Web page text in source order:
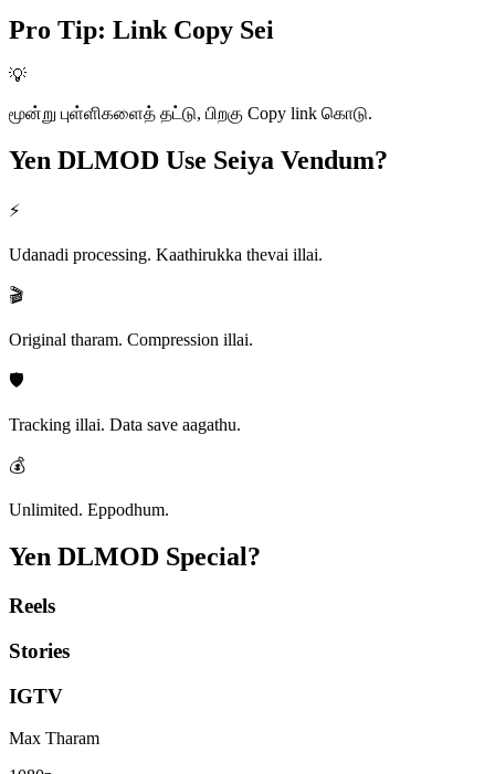
Pro Tip: Link Copy Sei
💡
மூன்று புள்ளிகளைத் தட்டு, பிறகு Copy link கொடு.
Yen DLMOD Use Seiya Vendum?
⚡
Udanadi processing. Kaathirukka thevai illai.
🎬
Original tharam. Compression illai.
🛡️
Tracking illai. Data save aagathu.
💰
Unlimited. Eppodhum.
Yen DLMOD Special?
Reels
Stories
IGTV
Max Tharam